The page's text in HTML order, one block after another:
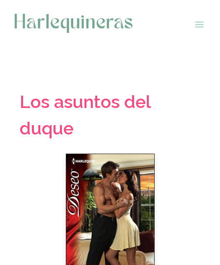
contenido
Los asuntos del
duque